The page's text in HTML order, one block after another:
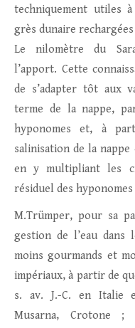
techniquement utiles
grès dunaire
Le nilomètre du
l’apport. Cette
de s’adapter tôt aux
terme de la nappe,
hyponomes et, à
salinisation de la
en y multipliant les
résiduel des
M.Trümper, pour sa
gestion de l’eau dans
moins gourmands et
impériaux, à partir de
s. av. J.-C. en Italie
Musarna, Crotone ;